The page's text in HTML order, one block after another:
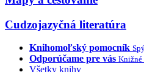
Cudzojazyčná literatúra
Knihomoľský pomocník
Odporúčame pre vás Knižné
Všetky knihy